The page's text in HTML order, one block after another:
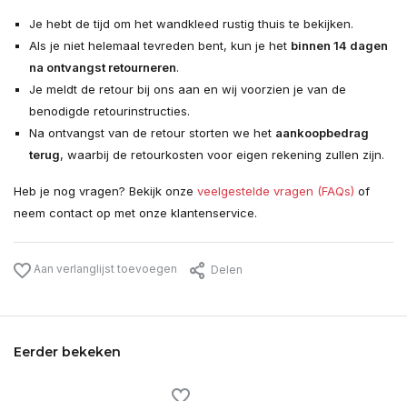
Je hebt de tijd om het wandkleed rustig thuis te bekijken.
Als je niet helemaal tevreden bent, kun je het binnen 14 dagen
na ontvangst retourneren.
Je meldt de retour bij ons aan en wij voorzien je van de
benodigde retourinstructies.
Na ontvangst van de retour storten we het aankoopbedrag
terug, waarbij de retourkosten voor eigen rekening zullen zijn.
Heb je nog vragen? Bekijk onze veelgestelde vragen (FAQs) of
neem contact op met onze klantenservice.
Aan verlanglijst toevoegen Delen
Eerder bekeken